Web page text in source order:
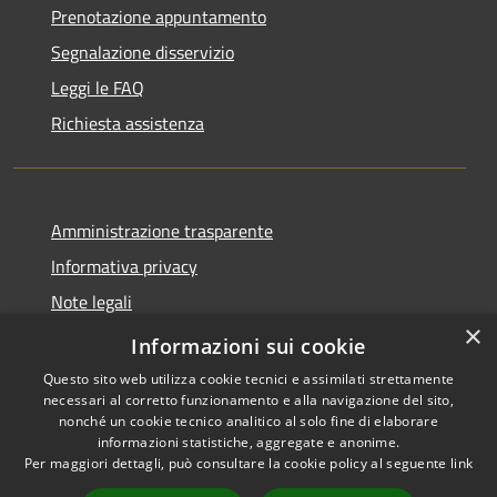
Prenotazione appuntamento
Segnalazione disservizio
Leggi le FAQ
Richiesta assistenza
Amministrazione trasparente
Informativa privacy
Note legali
Dichiarazione di accessibilità
Accessibilità
Copyright © 2026 • Comune di
Pantigliate • Powered by
×
Informazioni sui cookie
Questo sito web utilizza cookie tecnici e assimilati strettamente
necessari al corretto funzionamento e alla navigazione del sito,
nonché un cookie tecnico analitico al solo fine di elaborare
informazioni statistiche, aggregate e anonime.
Per maggiori dettagli, può consultare la cookie policy al seguente link